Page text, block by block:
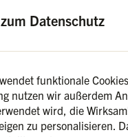
Wir freuen uns
zu dürfen!
großartig zu
19:00 Uhr die
heiß
Datenschutz
funktionale
nutzen wir außerdem
wird, die
zu personalisieren.